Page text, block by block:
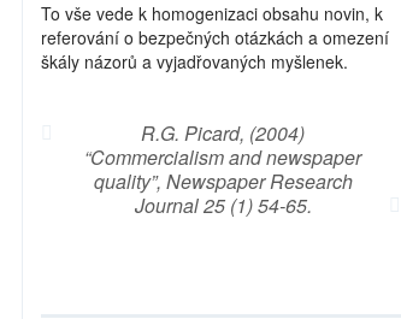
To vše vede k homogenizaci obsahu novin, k
referování o bezpečných otázkách a omezení
škály názorů a vyjadřovaných myšlenek.
R.G. Picard, (2004)
“Commercialism and newspaper
quality”, Newspaper Research
Journal 25 (1) 54-65.